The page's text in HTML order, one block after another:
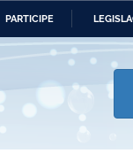
PARTICIPE
da Economia
Direitos Humanos